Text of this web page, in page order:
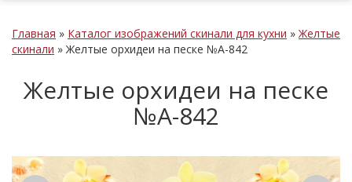
Главная » Каталог изображений скинали для кухни »Желтые
скинали »Желтые орхидеи на песке №А-842
Желтые орхидеи на песке
№А-842